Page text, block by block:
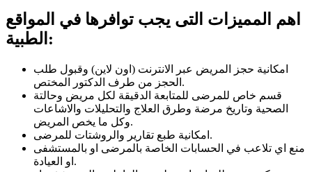
اهم المميزات التى يجب توافرها في المواقع
الطبية:
امكانية حجز المريض عبر الانترنت (اون لاين) وقبول طلب
الحجز من طرف الدكتور المختص.
قسم خاص للمرضى للمتابعة الدقيقة لكل مريض وحالتة
الصحية وتاريخ مرضة وطرق العلاج والتحليلات والاشاعات
وكل ما يخص المريض.
امكانية طبع تقارير والروشتات للمرضى.
منع اي تلاعب في الحسابات الخاصة بالمرضى او بالمستشفى
او العيادة.